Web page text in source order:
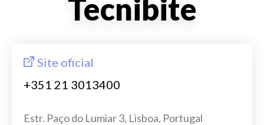
Tecnibite
Site oficial
+351 21 3013400
Estr. Paço do Lumiar 3, Lisboa, Portugal